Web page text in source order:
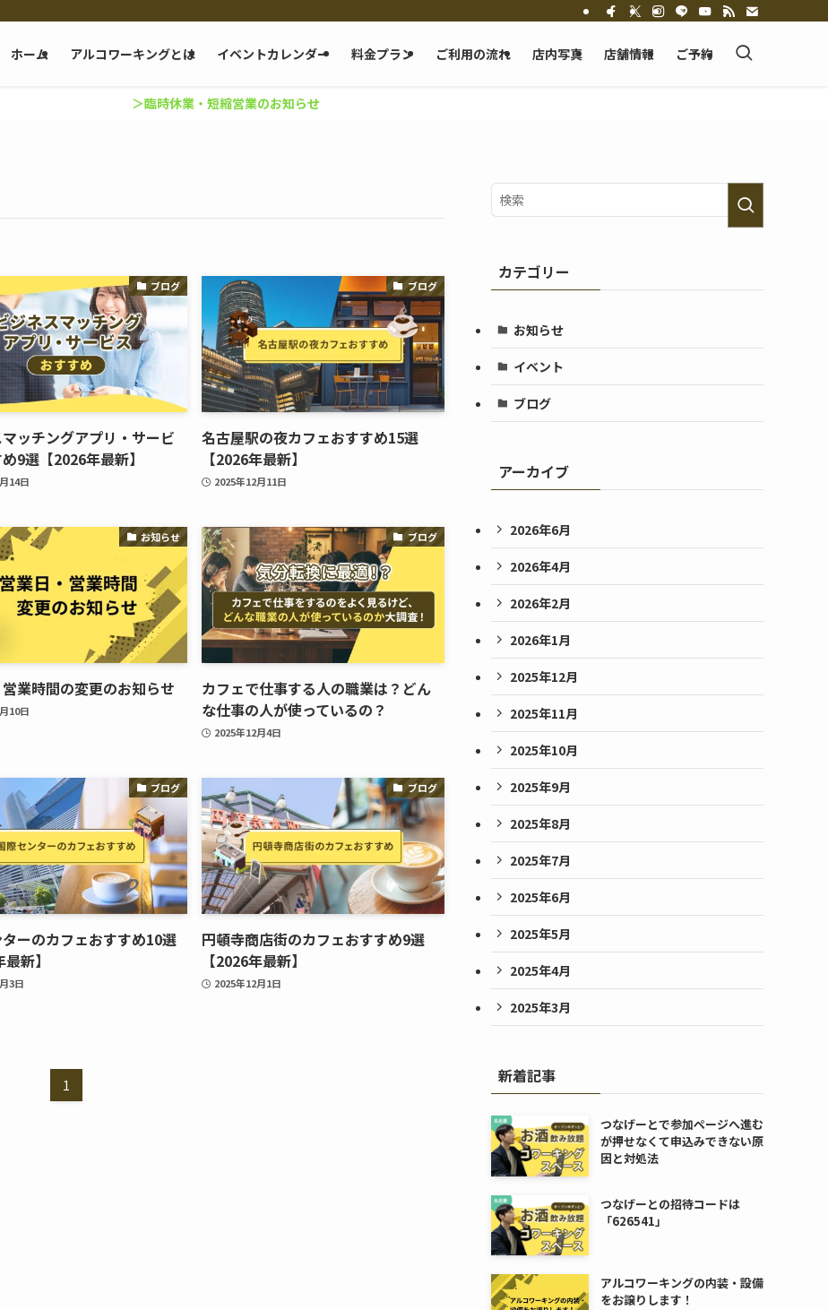
ホーム アルコワーキングとは イベントカレンダー 料金プラン ご利用の流れ 店内写真 店舗情報 ご予約
＞臨時休業・短縮営業のお知らせ
ブログ
ッチングアプリ・サービ
9選【2026年最新】
14日
ブログ
名古屋駅の夜カフェおすすめ15選
【2026年最新】
2025年12月11日
お知らせ
業時間の変更のお知らせ
10日
ブログ
カフェで仕事する人の職業は？どん
な仕事の人が使っているの？
2025年12月4日
ブログ
ーのカフェおすすめ10選
最新】
3日
ブログ
円頓寺商店街のカフェおすすめ9選
【2026年最新】
2025年12月1日
1
カテゴリー
お知らせ
イベント
ブログ
アーカイブ
2026年6月
2026年4月
2026年2月
2026年1月
2025年12月
2025年11月
2025年10月
2025年9月
2025年8月
2025年7月
2025年6月
2025年5月
2025年4月
2025年3月
新着記事
つなげーとで参加ページへ進む
が押せなくて申込みできない原
因と対処法
つなげーとの招待コードは
「626541」
アルコワーキングの内装・設備
をお譲りします！